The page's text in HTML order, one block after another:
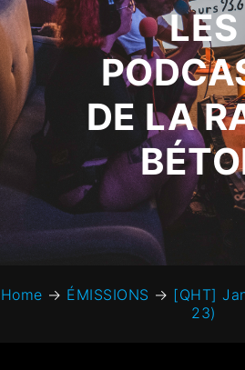
LES
DE LA
Home → ÉMISSIONS → [QHT]
23)